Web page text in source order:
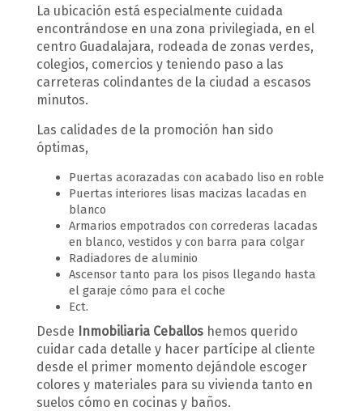
La ubicación está especialmente cuidada
encontrándose en una zona privilegiada, en el
centro Guadalajara, rodeada de zonas verdes,
colegios, comercios y teniendo paso a las
carreteras colindantes de la ciudad a escasos
minutos.
Las calidades de la promoción han sido
óptimas,
Puertas acorazadas con acabado liso en roble
Puertas interiores lisas macizas lacadas en
blanco
Armarios empotrados con correderas lacadas
en blanco, vestidos y con barra para colgar
Radiadores de aluminio
Ascensor tanto para los pisos llegando hasta
el garaje cómo para el coche
Ect.
Desde Inmobiliaria Ceballos hemos querido
cuidar cada detalle y hacer partícipe al cliente
desde el primer momento dejándole escoger
colores y materiales para su vivienda tanto en
suelos cómo en cocinas y baños.